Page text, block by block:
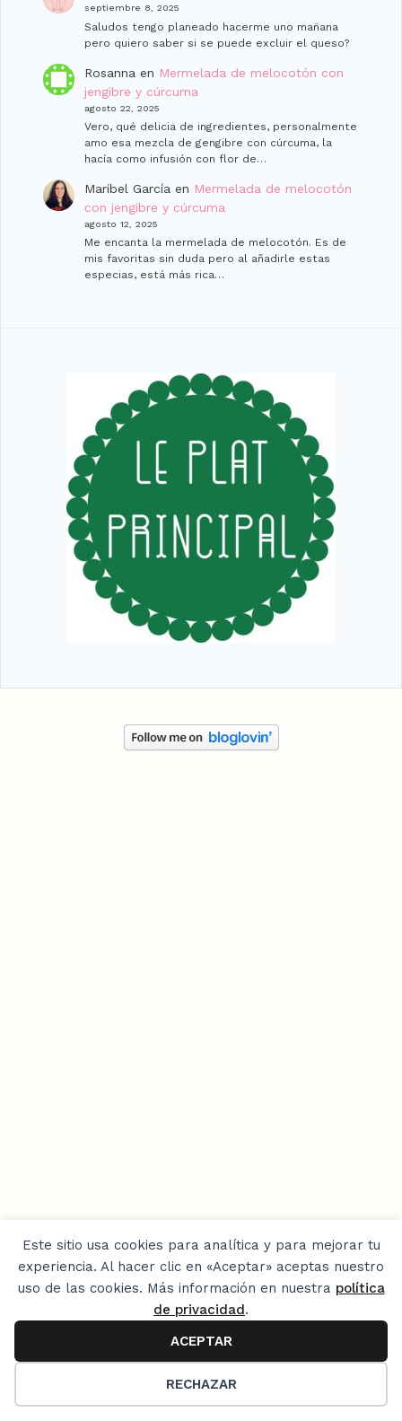
Este sitio usa cookies para analítica y para mejorar tu
experiencia. Al hacer clic en «Aceptar» aceptas nuestro
uso de las cookies. Más información en nuestra política
de privacidad.
ACEPTAR
RECHAZAR
septiembre 8, 2025
Saludos tengo planeado hacerme uno man̈ana
pero quiero saber si se puede excluir el queso?
Rosanna en Mermelada de melocotón con
jengibre y cúrcuma
agosto 22, 2025
Vero, qué delicia de ingredientes, personalmente
amo esa mezcla de gengibre con cúrcuma, la
hacía como infusión con flor de…
Maribel García en Mermelada de melocotón
con jengibre y cúrcuma
agosto 12, 2025
Me encanta la mermelada de melocotón. Es de
mis favoritas sin duda pero al añadirle estas
especias, está más rica…
LINKS
¿Quien soy? / About me / Media Kit